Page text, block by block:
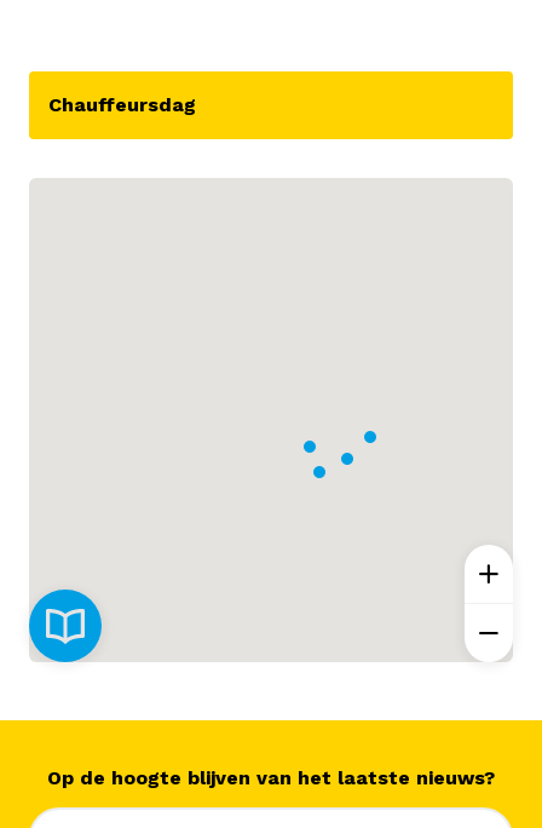
Op de hoogte blijven van het laatste nieuws?